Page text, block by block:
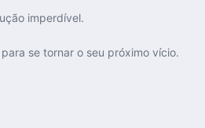
imperdível.
se tornar o seu próximo vício.